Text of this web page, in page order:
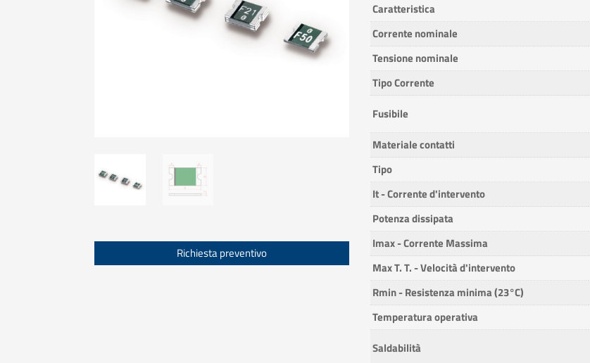
Richiesta preventivo
Caratteristica
Corrente nominale
Tensione nominale
Tipo Corrente
Fusibile
Materiale contatti
Tipo
It - Corrente d'intervento
Potenza dissipata
Imax - Corrente Massima
Max T. T. - Velocità d'intervento
Rmin - Resistenza minima (23°C)
Temperatura operativa
Saldabilità